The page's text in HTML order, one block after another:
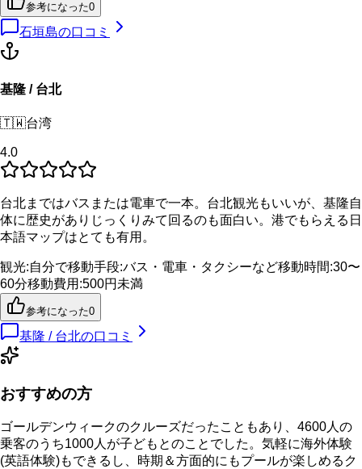
参考になった0
石垣島の口コミ
基隆 / 台北
🇹🇼台湾
4.0
台北まではバスまたは電車で一本。台北観光もいいが、基隆自
体に歴史がありじっくりみて回るのも面白い。港でもらえる日
本語マップはとても有用。
観光:自分で移動手段:バス・電車・タクシーなど移動時間:30〜
60分移動費用 :500円未満
参考になった0
基隆 / 台北の口コミ
おすすめの方
ゴールデンウィークのクルーズだったこともあり、4600人の
乗客のうち1000人が子どもとのことでした。気軽に海外体験
(英語体験)もできるし、時期＆方面的にもプールが楽しめるク